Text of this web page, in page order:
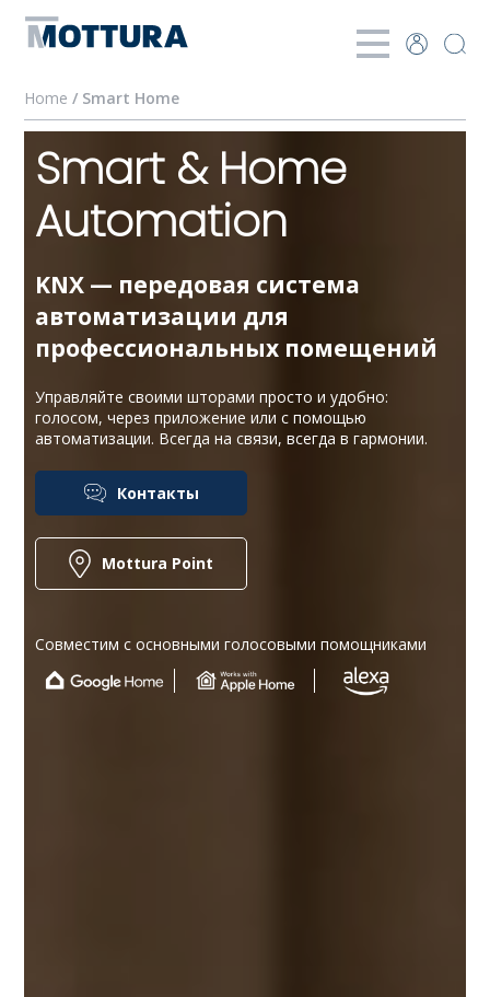
Home / Smart Home
Smart & Home
Automation
KNX — передовая система
автоматизации для
профессиональных помещений
Управляйте своими шторами просто и удобно:
голосом, через приложение или с помощью
автоматизации. Всегда на связи, всегда в гармонии.
Контакты
Mottura Point
Совместим с основными голосовыми помощниками